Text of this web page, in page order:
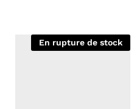
En rupture de stock